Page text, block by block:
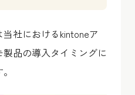
社におけるkintoneア
品の導入タイミングに